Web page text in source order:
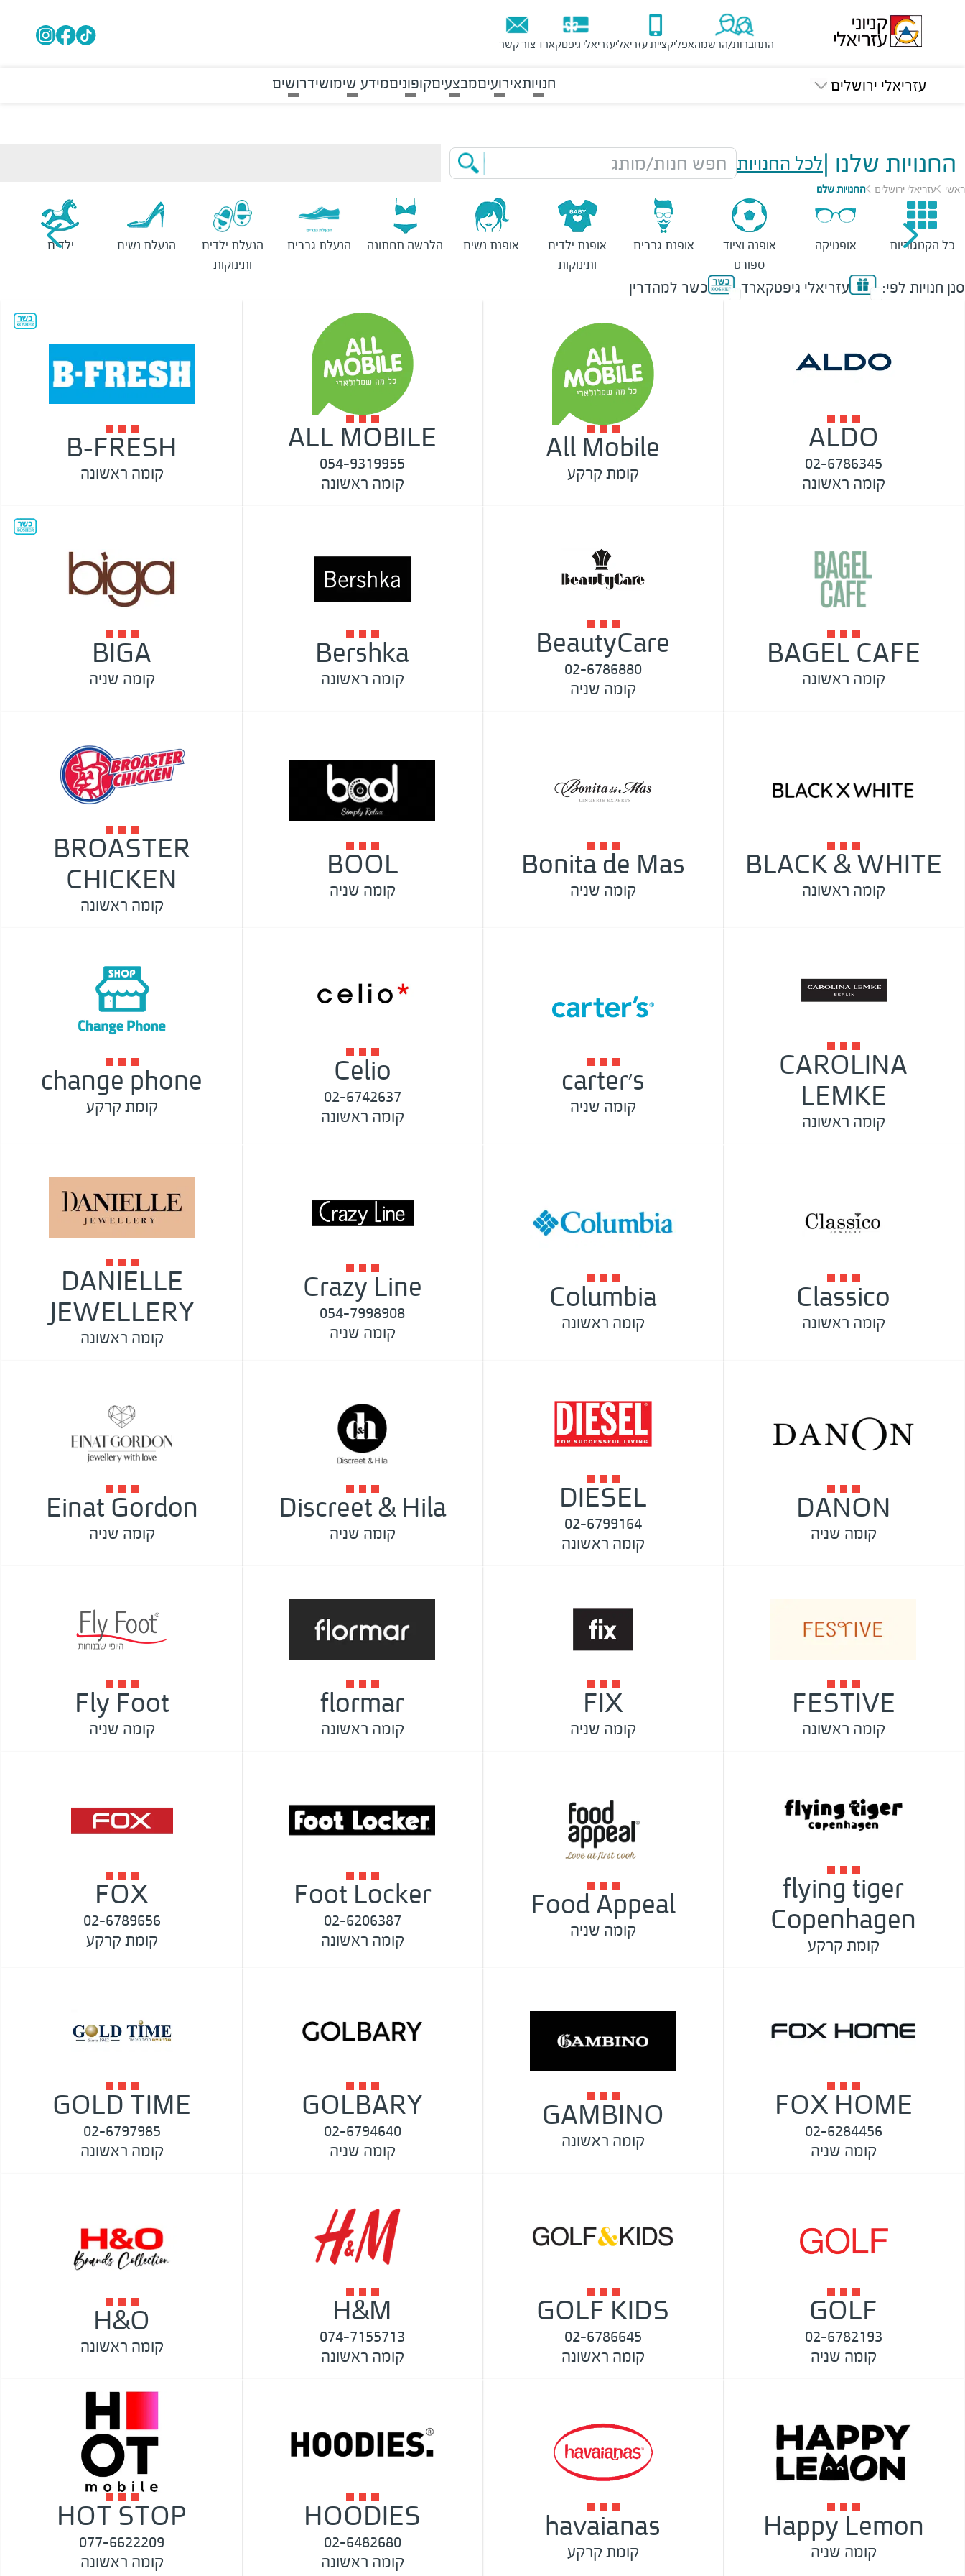
התחברות/הרשמהאפליקציית עזריאליעזריאלי גיפטקארדצור קשר
עזריאלי ירושלים חנויותאירועיםמבצעיםקופוניםמידע שימושידרושים
החנויות שלנו |לכל החנויות חפש חנות/מותג
ראשי עזריאלי ירושלים החנויות שלנו
כל הקטגוריות אופטיקה
אופנה וציוד
ספורט
אופנת גברים
אופנת ילדים
ותינוקות
אופנת נשים הלבשה תחתונה הנעלת גברים
הנעלת ילדים
ותינוקות
הנעלת נשים ילדים
סנן חנויות לפי: עזריאלי גיפטקארד כשר למהדרין
ALDO
02-6786345
קומה ראשונה
All Mobile
קומת קרקע
ALL MOBILE
054-9319955
קומה ראשונה
B-FRESH
קומה ראשונה
BAGEL CAFE
קומה ראשונה
BeautyCare
02-6786880
קומה שניה
Bershka
קומה ראשונה
BIGA
קומה שניה
BLACK & WHITE
קומה ראשונה
Bonita de Mas
קומה שניה
BOOL
קומה שניה
BROASTER
CHICKEN
קומה ראשונה
CAROLINA
LEMKE
קומה ראשונה
carter's
קומה שניה
Celio
02-6742637
קומה ראשונה
change phone
קומת קרקע
Classico
קומה ראשונה
Columbia
קומה ראשונה
Crazy Line
054-7998908
קומה שניה
DANIELLE
JEWELLERY
קומה ראשונה
DANON
קומה שניה
DIESEL
02-6799164
קומה ראשונה
Discreet & Hila
קומה שניה
Einat Gordon
קומה שניה
FESTIVE
קומה ראשונה
FIX
קומה שניה
flormar
קומה ראשונה
Fly Foot
קומה שניה
flying tiger
Copenhagen
קומת קרקע
Food Appeal
קומה שניה
Foot Locker
02-6206387
קומה ראשונה
FOX
02-6789656
קומת קרקע
FOX HOME
02-6284456
קומה שניה
GAMBINO
קומה ראשונה
GOLBARY
02-6794640
קומה שניה
GOLD TIME
02-6797985
קומה ראשונה
GOLF
02-6782193
קומה שניה
GOLF KIDS
02-6786645
קומה ראשונה
H&M
074-7155713
קומה ראשונה
H&O
קומה ראשונה
Happy Lemon
קומה שניה
havaianas
קומת קרקע
HOODIES
02-6482680
קומה ראשונה
HOT STOP
077-6622209
קומה ראשונה